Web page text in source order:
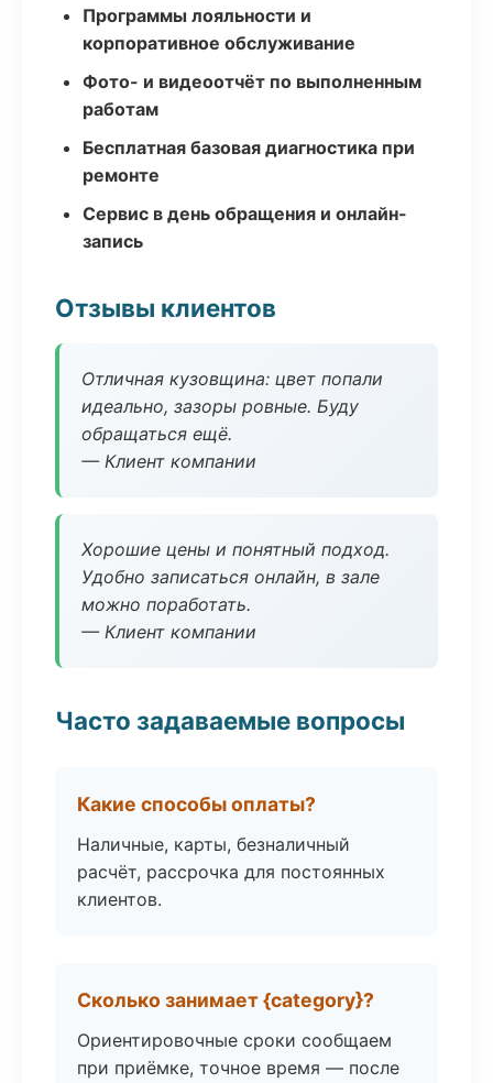
Программы лояльности и
корпоративное обслуживание
Фото- и видеоотчёт по выполненным
работам
Бесплатная базовая диагностика при
ремонте
Сервис в день обращения и онлайн-
запись
Отзывы клиентов
Отличная кузовщина: цвет попали
идеально, зазоры ровные. Буду
обращаться ещё.
— Клиент компании
Хорошие цены и понятный подход.
Удобно записаться онлайн, в зале
можно поработать.
— Клиент компании
Часто задаваемые вопросы
Какие способы оплаты?
Наличные, карты, безналичный
расчёт, рассрочка для постоянных
клиентов.
Сколько занимает {category}?
Ориентировочные сроки сообщаем
при приёмке, точное время — после